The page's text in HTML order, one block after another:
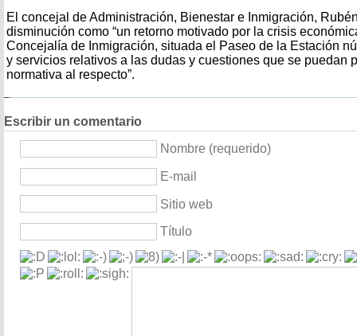
El concejal de Administración, Bienestar e Inmigración,
disminución como “un retorno motivado por la crisis
Concejalía de Inmigración, situada el Paseo de la Estación
y servicios relativos a las dudas y cuestiones que se puedan
normativa al respecto”.
Escribir un comentario
Nombre (requerido)
E-mail
Sitio web
Título